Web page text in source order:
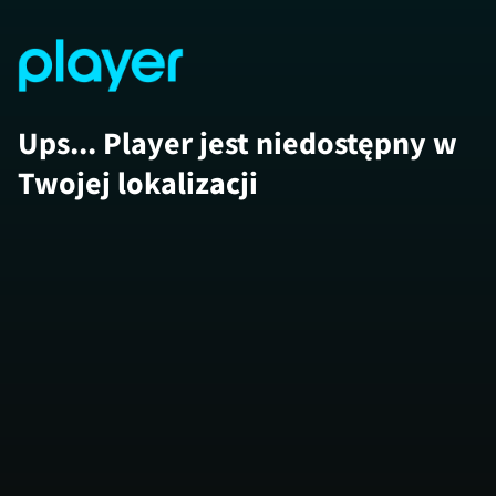
Ups... Player jest niedostępny w
Twojej lokalizacji